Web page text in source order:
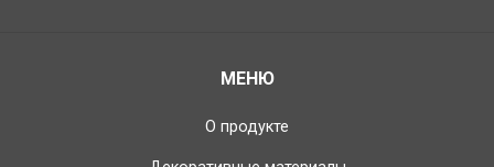
МЕНЮ
О продукте